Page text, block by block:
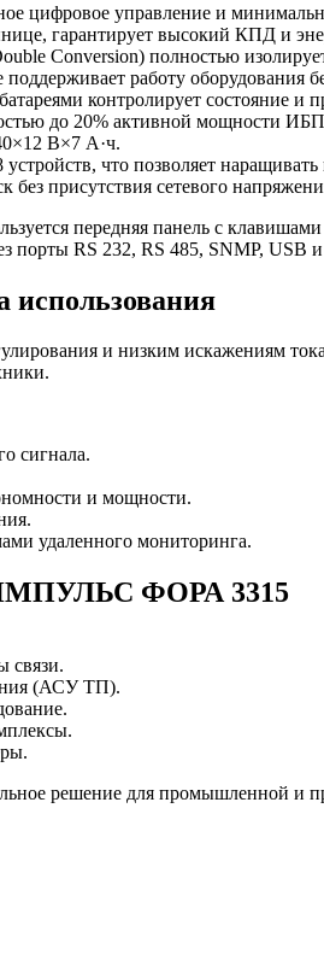
цифровое управление и
гарантирует высокий КПД и
Conversion) полностью
работу оборудования
контролирует состояние
до 20% активной мощности
В×7 А·ч.
что позволяет
присутствия сетевого
передняя панель с
порты RS 232, RS 485, SNMP, USB
и низким искажениям
сигнала.
и мощности.
удаленного мониторинга.
ФОРА 3315
связи.
(АСУ ТП).
для промышленной и